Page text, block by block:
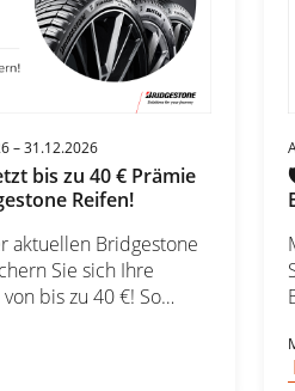
– 31.12.2026
bis zu 40 € Prämie
Reifen!
aktuellen Bridgestone
Sie sich Ihre
bis zu 40 €! So
mindestens 2
Zoll im
Registrieren Sie Ihren